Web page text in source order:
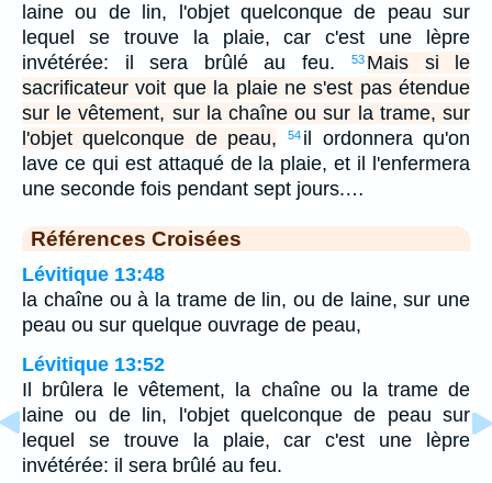
laine ou de lin, l'objet quelconque de peau sur
lequel se trouve la plaie, car c'est une lèpre
invétérée: il sera brûlé au feu.
53 Mais si le
sacrificateur voit que la plaie ne s'est pas étendue
sur le vêtement, sur la chaîne ou sur la trame, sur
l'objet quelconque de peau,
54 il ordonnera qu'on
lave ce qui est attaqué de la plaie, et il l'enfermera
une seconde fois pendant sept jours.…
Références Croisées
Lévitique 13:48
la chaîne ou à la trame de lin, ou de laine, sur une
peau ou sur quelque ouvrage de peau,
Lévitique 13:52
Il brûlera le vêtement, la chaîne ou la trame de
laine ou de lin, l'objet quelconque de peau sur
lequel se trouve la plaie, car c'est une lèpre
invétérée: il sera brûlé au feu.